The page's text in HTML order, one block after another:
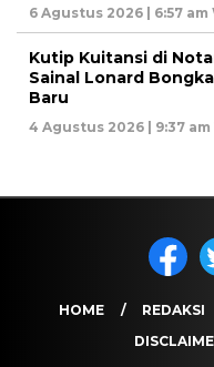
6 Agustus 2026 | 6:57 am
Kutip Kuitansi di
Sainal Lonard
Baru
4 Agustus 2026 | 9:37 am
HOME REDAKSI